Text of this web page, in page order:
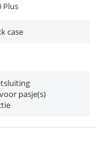
Plus
case
pasje(s)